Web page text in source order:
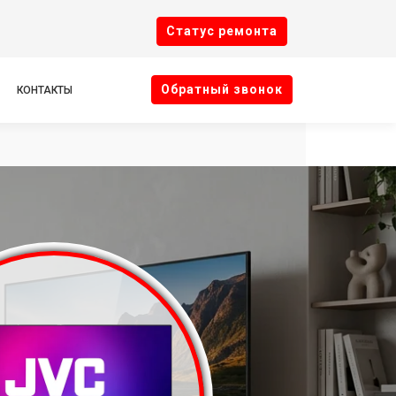
Cтатус ремонта
КОНТАКТЫ Oбратный звонок